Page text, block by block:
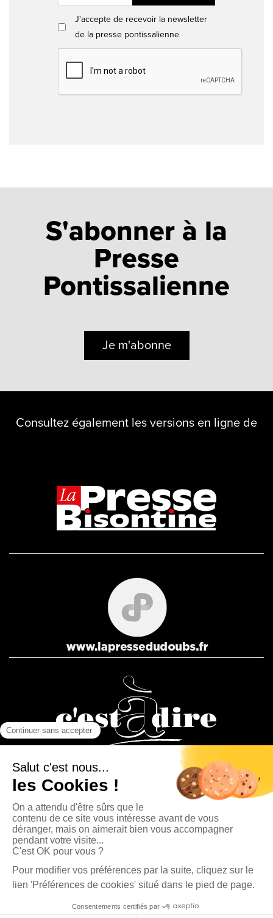
J'accepte de recevoir la newsletter
de la presse pontissalienne
S'abonner à la
Presse
Pontissalienne
Je m'abonne
Consultez également les versions en ligne de
La Presse Bisontine, La Presse Pontissalienne et Le journal
C’est à dire sont des éditions du Groupe Publipresse.
La Presse Pontissalienne - 4, rue Fontaine l'Épine 25500 Morteau | Tél. : 03 81 67 90 80
|
Propriété du journal La Presse Pontissalienne |Mentions légales|Données
personnelles
Cliquez-ici pour modifier vos préférences en matière de cookies
Newsletter